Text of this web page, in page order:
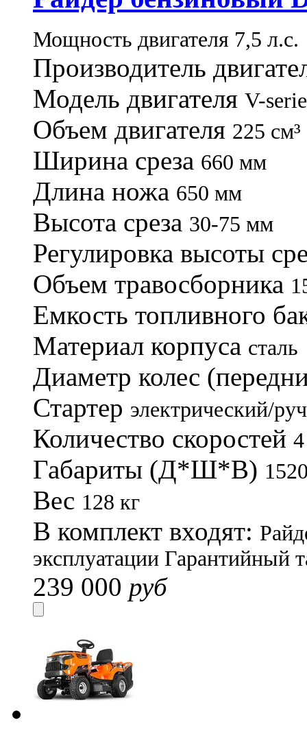
Мощность двигателя 7,5 л.с.
Производитель
Модель двигателя V-
Объем двигателя 225 см³
Ширина среза 660 мм
Длина ножа 650 мм
Высота среза 30-75 мм
Регулировка высоты
Объем травосборника
Емкость топливного
Материал корпуса сталь
Диаметр колес
Стартер электрический/
Количество скоростей
Габариты (Д*Ш*В)
Вес 128 кг
В комплект входят:
эксплуатации Гарантийный
239 000 руб